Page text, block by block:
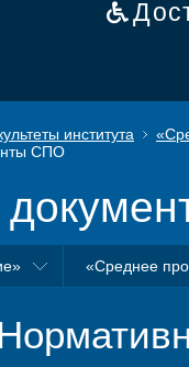
института
СПО
«Среднее